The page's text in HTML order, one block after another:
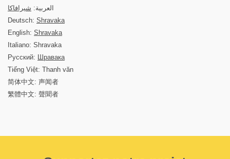
العربية: شيرافاكا
Deutsch: Shravaka
English: Shravaka
Italiano: Shravaka
Русский: Шравака
Tiếng Việt: Thanh văn
简体中文: 声闻者
繁體中文: 聲聞者